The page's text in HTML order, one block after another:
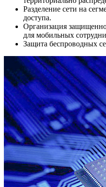
Разделение сети на
доступа.
Организация
для мобильных
Защита беспроводных